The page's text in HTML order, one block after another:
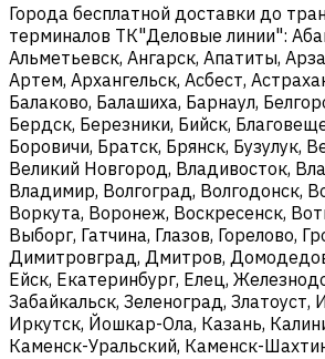
Города бесплатной доставки до
терминалов ТК"Деловые линии":
Альметьевск, Ангарск, Апатиты,
Артем, Архангельск, Асбест,
Балаково, Балашиха, Барнаул,
Бердск, Березники, Бийск,
Боровичи, Братск, Брянск, Бузулук,
Великий Новгород, Владивосток,
Владимир, Волгоград, Волгодонск,
Воркута, Воронеж, Воскресенск,
Выборг, Гатчина, Глазов, Горелово,
Димитровград, Дмитров,
Ейск, Екатеринбург, Елец,
Забайкальск, Зеленоград, Златоуст,
Иркутск, Йошкар-Ола, Казань,
Каменск-Уральский, Каменск-